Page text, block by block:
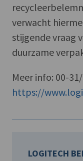
verwacht
stijgende vraag
duurzame
Meer info: 00-
https://
LOGITECH